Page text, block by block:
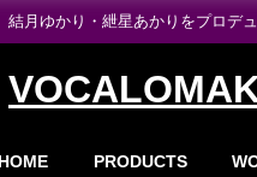
結月ゆかり・紲星あかりをプロデ
HOME PRODUCTS